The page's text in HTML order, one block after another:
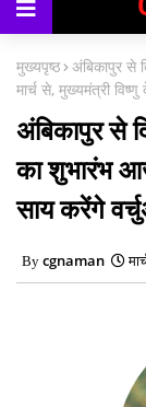
मुख्यपृष्ठ अंबिकापुर से
मार्च से, मुख्यमंत्री
अंबिकापुर से
का शुभारंभ
साय करेंगे
cgnaman